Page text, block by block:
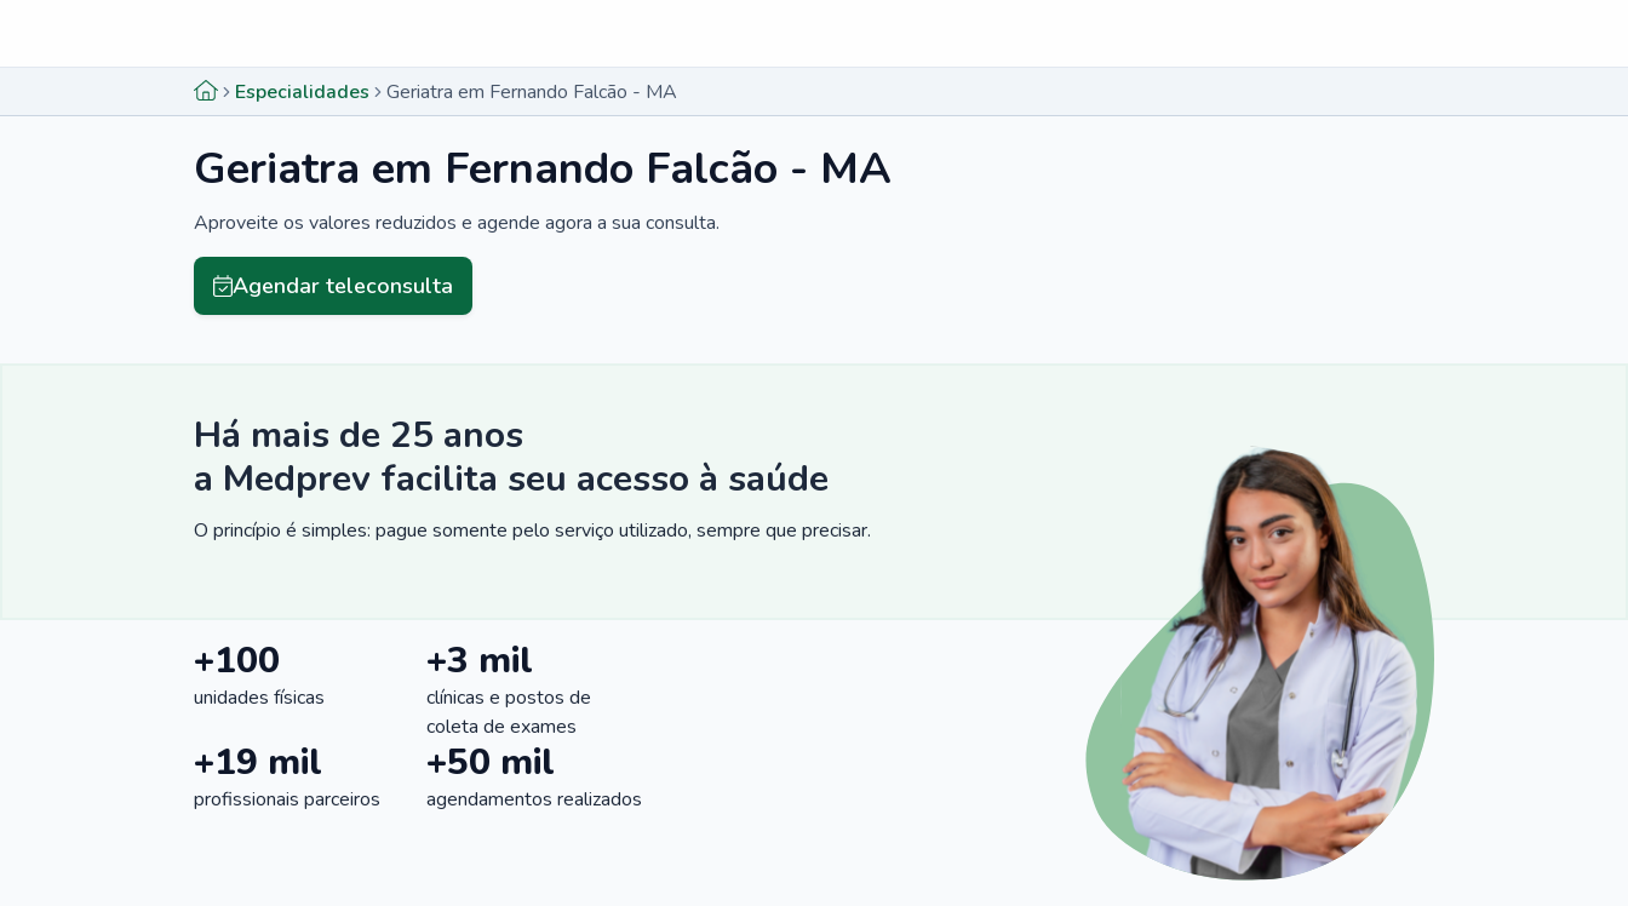
Especialidades Geriatra em Fernando Falcão - MA
Geriatra em Fernando Falcão - MA
Aproveite os valores reduzidos e agende agora a sua consulta.
Agendar teleconsulta
Há mais de 25 anos
a Medprev facilita seu acesso à saúde
O princípio é simples: pague somente pelo serviço utilizado, sempre que precisar.
+100
unidades físicas
+3 mil
clínicas e postos de
coleta de exames
+19 mil
profissionais parceiros
+50 mil
agendamentos realizados